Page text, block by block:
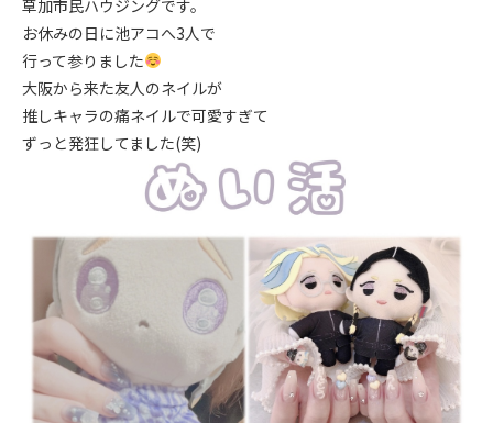
草加市民ハウジングです。
お休みの日に池アコへ3人で
行って参りました
大阪から来た友人のネイルが
推しキャラの痛ネイルで可愛すぎて
ずっと発狂してました(笑)